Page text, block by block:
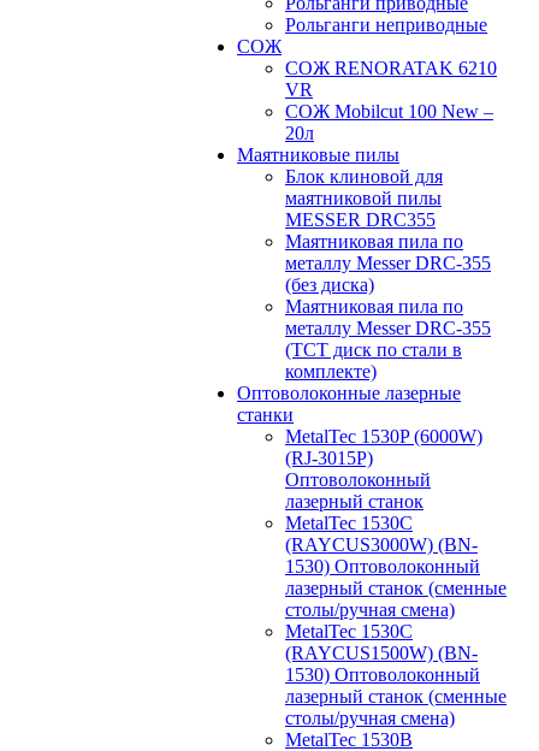
Рольганги неприводные
СОЖ
СОЖ RENORATAK 6210
VR
СОЖ Mobilcut 100 New –
20л
Маятниковые пилы
Блок клиновой для
маятниковой пилы
MESSER DRC355
Маятниковая пила по
металлу Messer DRC-355
(без диска)
Маятниковая пила по
металлу Messer DRC-355
(ТСТ диск по стали в
комплекте)
Оптоволоконные лазерные
станки
MetalTec 1530P (6000W)
(RJ-3015P)
Оптоволоконный
лазерный станок
MetalTec 1530С
(RAYCUS3000W) (BN-
1530) Оптоволоконный
лазерный станок (сменные
столы/ручная смена)
MetalTec 1530С
(RAYCUS1500W) (BN-
1530) Оптоволоконный
лазерный станок (сменные
столы/ручная смена)
MetalTec 1530B